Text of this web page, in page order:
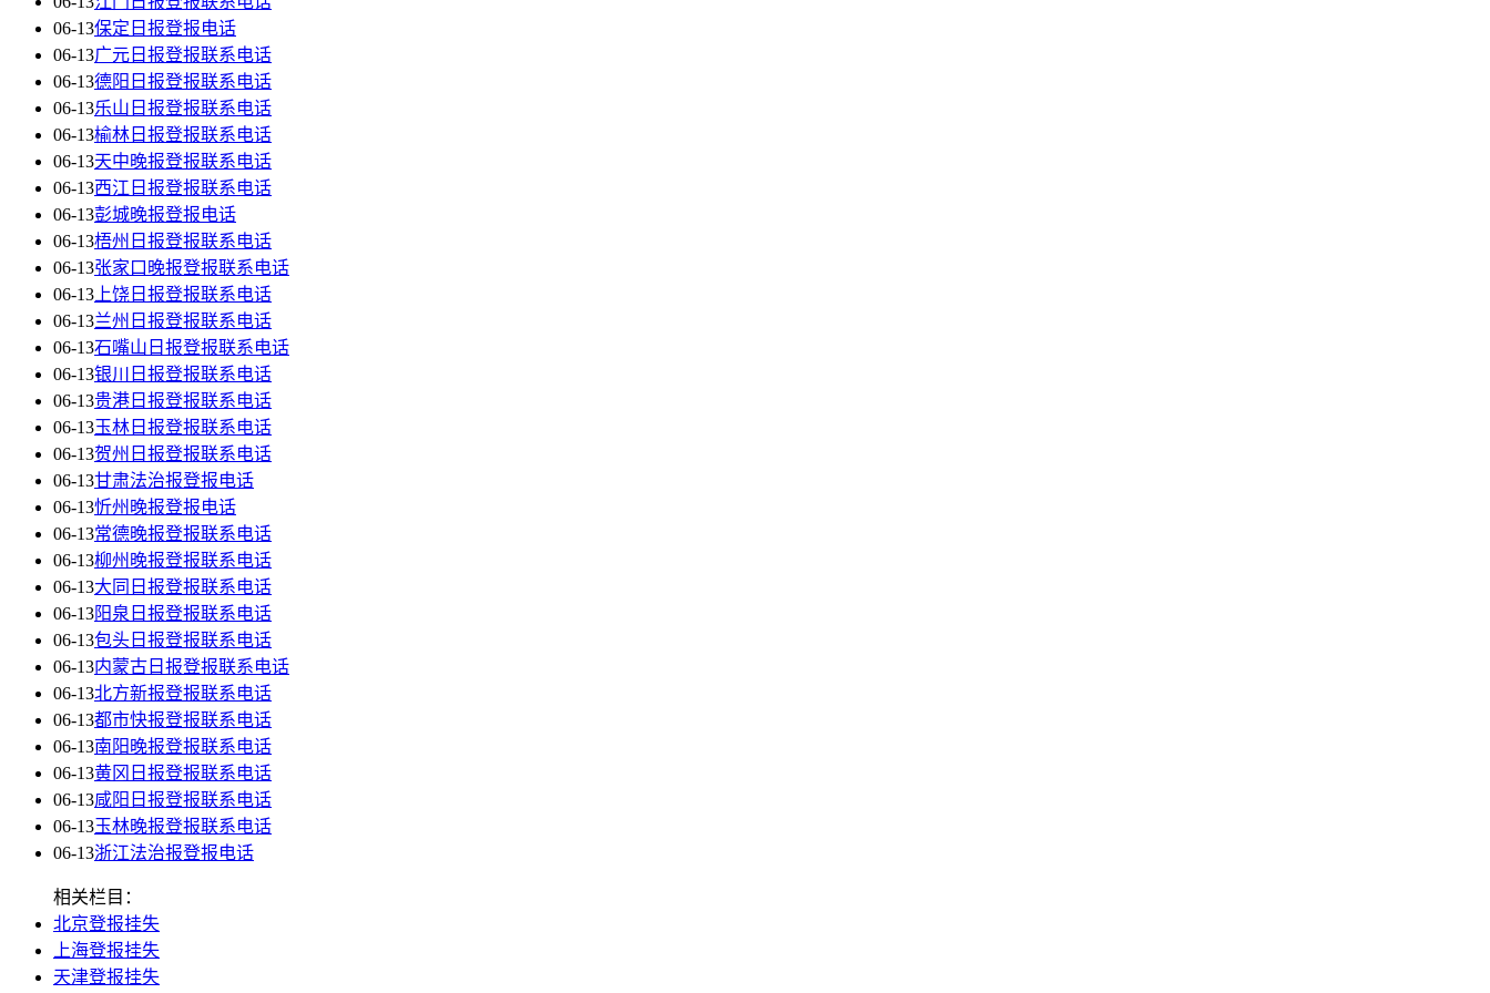
06-13保定日报登报电话
06-13广元日报登报联系电话
06-13德阳日报登报联系电话
06-13乐山日报登报联系电话
06-13榆林日报登报联系电话
06-13天中晚报登报联系电话
06-13西江日报登报联系电话
06-13彭城晚报登报电话
06-13梧州日报登报联系电话
06-13张家口晚报登报联系电话
06-13 上饶日报登报联系电话
06-13兰州日报登报联系电话
06-13石嘴山日报登报联系电话
06-13银川日报登报联系电话
06-13贵港日报登报联系电话
06-13玉林日报登报联系电话
06-13贺州日报登报联系电话
06-13甘肃法治报登报电话
06-13忻州晚报登报电话
06-13常德晚报登报联系电话
06-13柳州晚报登报联系电话
06-13大同日报登报联系电话
06-13阳泉日报登报联系电话
06-13包头日报登报联系电话
06-13内蒙古日报登报联系电话
06-13北方新报登报联系电话
06-13都市快报登报联系电话
06-13南阳晚报登报联系电话
06-13黄冈日报登报联系电话
06-13咸阳日报登报联系电话
06-13玉林晚报登报联系电话
06-13浙江法治报登报电话
相关栏目：
北京登报挂失
上海登报挂失
天津登报挂失